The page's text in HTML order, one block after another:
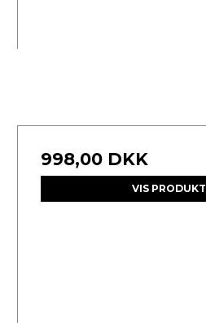
998,00 DKK
VIS PRODUKT